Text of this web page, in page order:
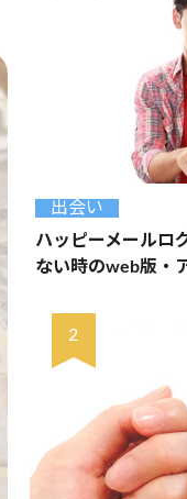
出会い
ハッピーメールロ
ない時のweb版・